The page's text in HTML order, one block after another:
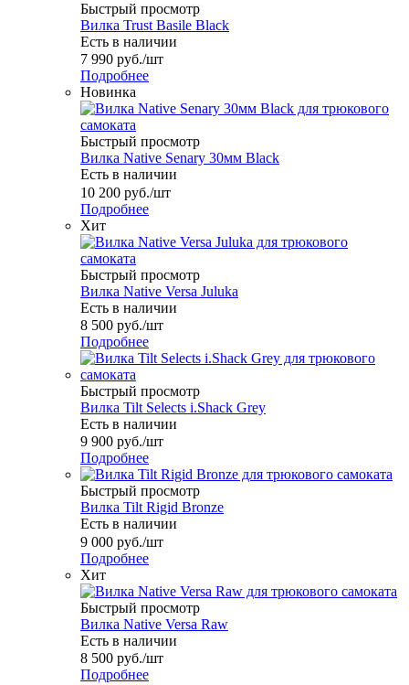
Быстрый просмотр
Вилка Trust Basile Black
Есть в наличии
7 990 руб./шт
Подробнее
Новинка
Быстрый просмотр
Вилка Native Senary 30мм Black
Есть в наличии
10 200 руб./шт
Подробнее
Хит
Быстрый просмотр
Вилка Native Versa Juluka
Есть в наличии
8 500 руб./шт
Подробнее
Быстрый просмотр
Вилка Tilt Selects i.Shack Grey
Есть в наличии
9 900 руб./шт
Подробнее
Быстрый просмотр
Вилка Tilt Rigid Bronze
Есть в наличии
9 000 руб./шт
Подробнее
Хит
Быстрый просмотр
Вилка Native Versa Raw
Есть в наличии
8 500 руб./шт
Подробнее